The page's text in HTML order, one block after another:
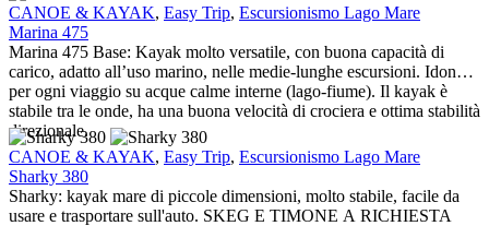
Marina
475
CANOE & KAYAK, Easy Trip, Escursionismo Lago Mare
Marina 475
Marina 475 Base: Kayak molto versatile, con buona capacità di
carico, adatto all’uso marino, nelle medie-lunghe escursioni. Idoneo
per ogni viaggio su acque calme interne (lago-fiume). Il kayak è
stabile tra le onde, ha una buona velocità di crociera e ottima stabilità
direzionale.
Sharky
380
CANOE & KAYAK, Easy Trip, Escursionismo Lago Mare
Sharky 380
Sharky: kayak mare di piccole dimensioni, molto stabile, facile da
usare e trasportare sull'auto. SKEG E TIMONE A RICHIESTA